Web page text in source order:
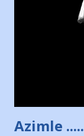
yüzücüleri.
Sadece 4 kız
kızından biri
Adana Nesrin, 16
Türkiye 3.lüğü
Azimle